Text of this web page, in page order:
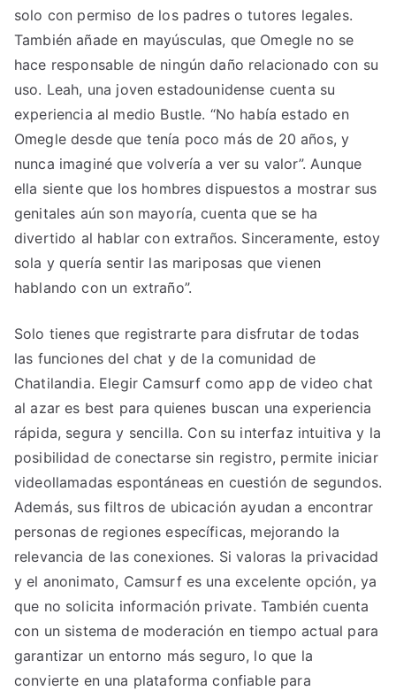
solo con permiso de los padres o tutores legales.
También añade en mayúsculas, que Omegle no se
hace responsable de ningún daño relacionado con su
uso. Leah, una joven estadounidense cuenta su
experiencia al medio Bustle. “No había estado en
Omegle desde que tenía poco más de 20 años, y
nunca imaginé que volvería a ver su valor”. Aunque
ella siente que los hombres dispuestos a mostrar sus
genitales aún son mayoría, cuenta que se ha
divertido al hablar con extraños. Sinceramente, estoy
sola y quería sentir las mariposas que vienen
hablando con un extraño”.
Solo tienes que registrarte para disfrutar de todas
las funciones del chat y de la comunidad de
Chatilandia. Elegir Camsurf como app de video chat
al azar es best para quienes buscan una experiencia
rápida, segura y sencilla. Con su interfaz intuitiva y la
posibilidad de conectarse sin registro, permite iniciar
videollamadas espontáneas en cuestión de segundos.
Además, sus filtros de ubicación ayudan a encontrar
personas de regiones específicas, mejorando la
relevancia de las conexiones. Si valoras la privacidad
y el anonimato, Camsurf es una excelente opción, ya
que no solicita información private. También cuenta
con un sistema de moderación en tiempo actual para
garantizar un entorno más seguro, lo que la
convierte en una plataforma confiable para